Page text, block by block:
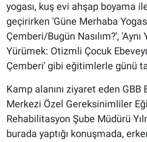
yogası, kuş evi ahşap boyama
geçirirken 'Güne Merhaba
Çemberi/Bugün Nasılım?',
Yürümek: Otizmli Çocuk
Çemberi' gibi eğitimlerle günü
Kamp alanını ziyaret eden GBB
Merkezi Özel Gereksinimliler
Rehabilitasyon Şube Müdürü
burada yaptığı konuşmada,